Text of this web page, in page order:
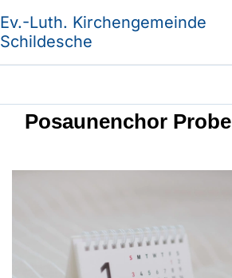
Ev.-Luth. Kirchengemeinde
Schildesche
Posaunenchor Probe